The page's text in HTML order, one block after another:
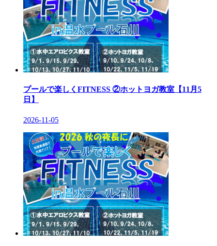
プールで楽しくFITNESS ②ホットヨガ教室【11月5
日】
2026-11-05